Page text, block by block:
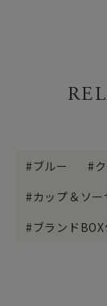
ブルー
カップ＆ソー
ブランドBOX